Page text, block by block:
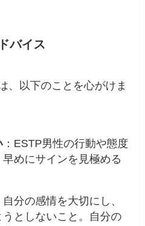
バイス
、以下のことを心がけま
：ESTP男性の行動や態度
めにサインを見極める
自分の感情を大切にし、
としないこと。自分の